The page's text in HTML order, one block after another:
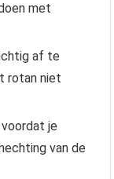
met
af te
rotan niet
je
van de